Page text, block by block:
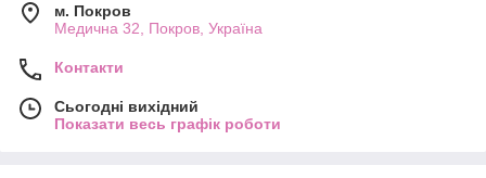
м. Покров
Медична 32, Покров, Україна
Контакти
Сьогодні вихідний
Показати весь графік роботи